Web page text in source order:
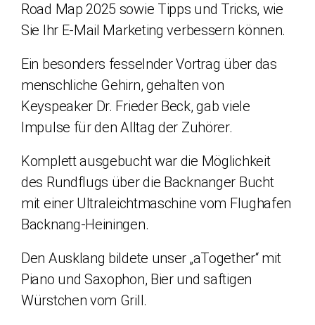
Road Map 2025 sowie Tipps und Tricks, wie
Sie Ihr E-Mail Marketing verbessern können.
Ein besonders fesselnder Vortrag über das
menschliche Gehirn, gehalten von
Keyspeaker Dr. Frieder Beck, gab viele
Impulse für den Alltag der Zuhörer.
Komplett ausgebucht war die Möglichkeit
des Rundflugs über die Backnanger Bucht
mit einer Ultraleichtmaschine vom Flughafen
Backnang-Heiningen.
Den Ausklang bildete unser „aTogether“ mit
Piano und Saxophon, Bier und saftigen
Würstchen vom Grill.